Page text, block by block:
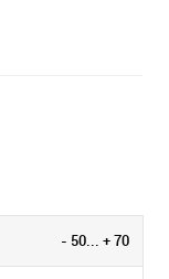
- 50... + 70